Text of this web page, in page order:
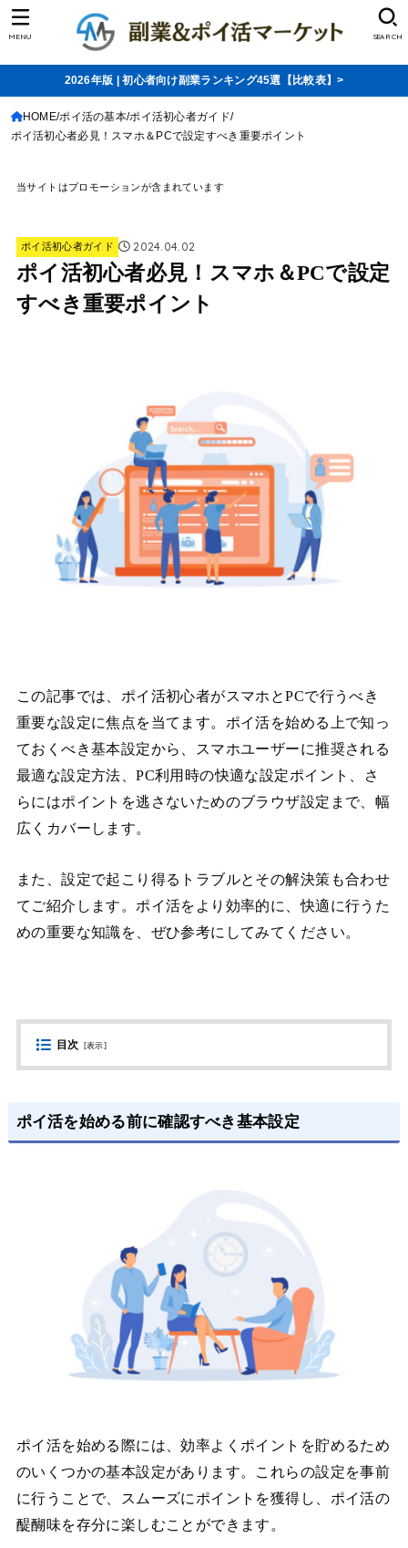
SEARCH
MENU
2026年版 | 初心者向け副業ランキング45選【比較表】>
HOME ポイ活の基本 ポイ活初心者ガイド
ポイ活初心者必見！スマホ＆PCで設定すべき重要ポイント
当サイトはプロモーションが含まれています
ポイ活初心者ガイド 2024.04.02
ポイ活初心者必見！スマホ＆PCで設定
すべき重要ポイント
この記事では、ポイ活初心者がスマホとPCで行うべき
重要な設定に焦点を当てます。ポイ活を始める上で知っ
ておくべき基本設定から、スマホユーザーに推奨される
最適な設定方法、PC利用時の快適な設定ポイント、さ
らにはポイントを逃さないためのブラウザ設定まで、幅
広くカバーします。
また、設定で起こり得るトラブルとその解決策も合わせ
てご紹介します。ポイ活をより効率的に、快適に行うた
めの重要な知識を、ぜひ参考にしてみてください。
目次 [表示]
ポイ活を始める前に確認すべき基本設定
ポイ活を始める際には、効率よくポイントを貯めるため
のいくつかの基本設定があります。これらの設定を事前
に行うことで、スムーズにポイントを獲得し、ポイ活の
醍醐味を存分に楽しむことができます。